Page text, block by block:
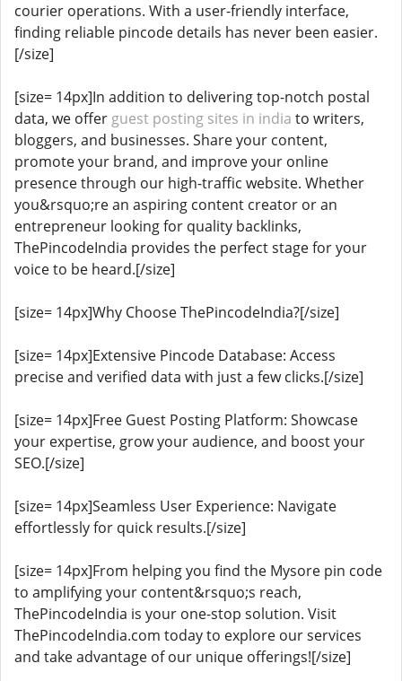
courier operations. With a user-friendly interface,
finding reliable pincode details has never been easier.
[/size]
[size= 14px]In addition to delivering top-notch postal
data, we offer guest posting sites in india to writers,
bloggers, and businesses. Share your content,
promote your brand, and improve your online
presence through our high-traffic website. Whether
you&rsquo;re an aspiring content creator or an
entrepreneur looking for quality backlinks,
ThePincodeIndia provides the perfect stage for your
voice to be heard.[/size]
[size= 14px]Why Choose ThePincodeIndia?[/size]
[size= 14px]Extensive Pincode Database: Access
precise and verified data with just a few clicks.[/size]
[size= 14px]Free Guest Posting Platform: Showcase
your expertise, grow your audience, and boost your
SEO.[/size]
[size= 14px]Seamless User Experience: Navigate
effortlessly for quick results.[/size]
[size= 14px]From helping you find the Mysore pin code
to amplifying your content&rsquo;s reach,
ThePincodeIndia is your one-stop solution. Visit
ThePincodeIndia.com today to explore our services
and take advantage of our unique offerings![/size]